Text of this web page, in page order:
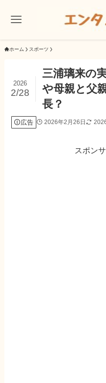
ホーム スポーツ
三浦璃来の
や母親と父
長？
2026
2/28
広告 2026年2月26日
スポン